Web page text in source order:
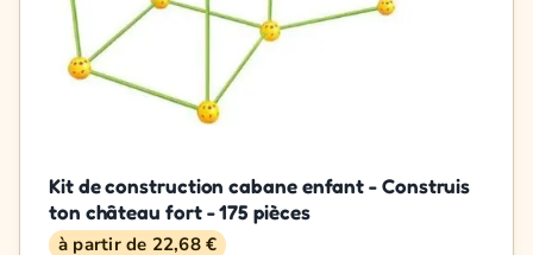
Kit de construction cabane enfant - Construis
ton château fort - 175 pièces
à partir de 22,68 €